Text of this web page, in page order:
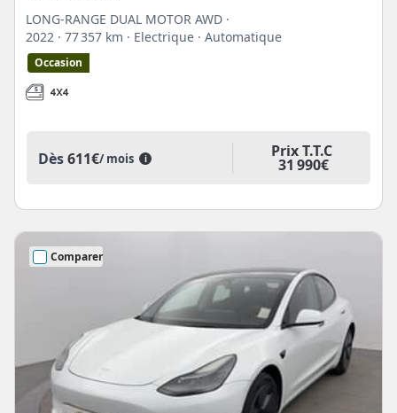
LONG-RANGE DUAL MOTOR AWD ·
2022 · 77 357 km · Electrique · Automatique
Occasion
Dès611€/ mois i Prix T.T.C
31 990€
Comparer